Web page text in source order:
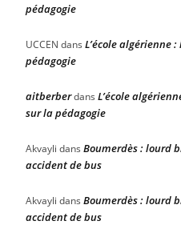
pédagogie
UCCEN dans L’école algérienne
pédagogie
aitberberdans L’école
sur la pédagogie
Akvayli dans Boumerdès : lourd
accident de bus
Akvayli dans Boumerdès : lourd
accident de bus